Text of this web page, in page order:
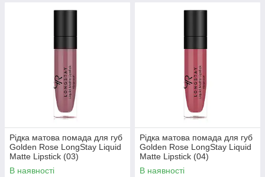
Рідка матова помада для губ
Golden Rose LongStay Liquid
Matte Lipstick (03)
В наявності
Рідка матова помада для губ
Golden Rose LongStay Liquid
Matte Lipstick (04)
В наявності